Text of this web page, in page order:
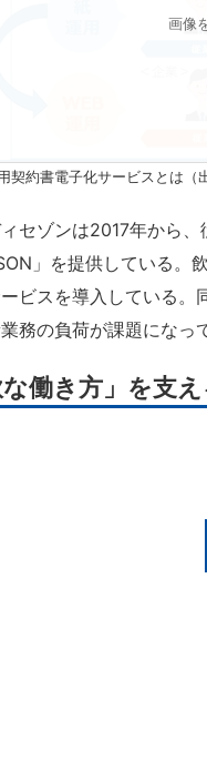
画像
契約書電子化サービスとは（
セゾンは2017年から、
」を提供している。
ビスを導入している
務の負荷が課題になっ
な働き方」を支